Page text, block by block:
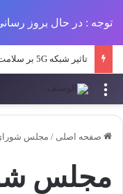
توجه : در حال بروز
تاثیر شبکه 5G بر سلامت انسان و محیط زیست
منو
صفحه اصلی / مجلس
مجلس